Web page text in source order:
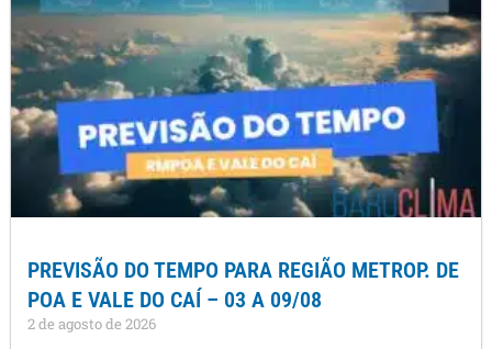
PREVISÃO DO TEMPO PARA REGIÃO METROP. DE
POA E VALE DO CAÍ – 03 A 09/08
2 de agosto de 2026